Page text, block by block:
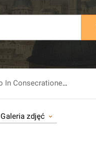
Cynosvra Laetitię, Sev Oratio In Consecratione Perillustris & Reuerendissimi Domini, Andreae a Srednie, Sredzinski, Episcopi Nicopolie[n]sis, [...].
Galeria zdjęć